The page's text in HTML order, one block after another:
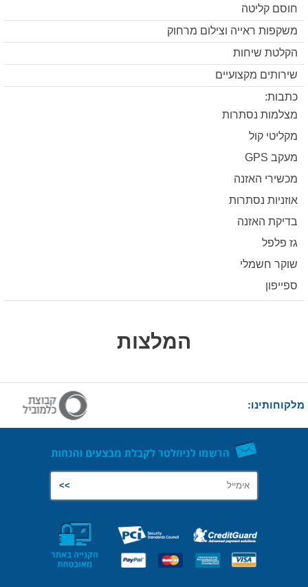
חוסם קליטה
משקפות ראייה וצילום מרחוק
הקלטת שיחות
שירותים מקצועיים
כתבות:
מצלמות נסתרות
מקליטי קול
מעקב GPS
מכשירי האזנה
אוזניות נסתרות
בדיקת האזנה
גז פלפל
שוקר חשמלי
ספייפון
המלצות
מלקוחותינו: